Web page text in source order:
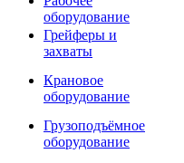
Сортировочные
Сортировочные
Фрезы роторные
Фрезы дисковые
Траншеекопатели
Просеивающие
Распределители
Переходные
Гидроразводка
оборудование
Грейферы и
захваты
Крановое
оборудование
Грузоподъёмное
оборудование